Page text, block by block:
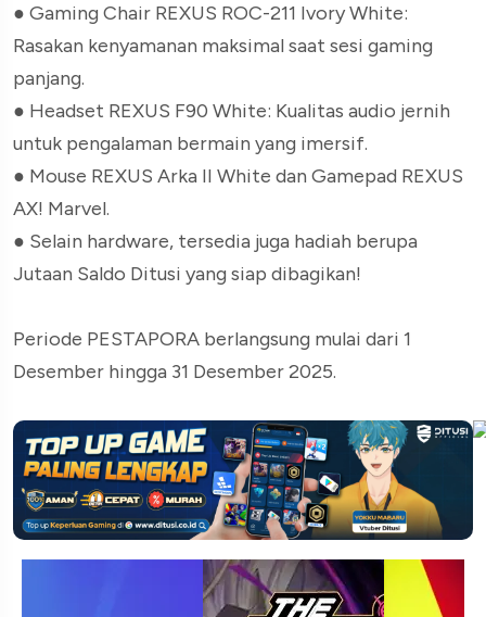
● Gaming Chair REXUS ROC-211 Ivory White:
Rasakan kenyamanan maksimal saat sesi gaming
panjang.
● Headset REXUS F90 White: Kualitas audio jernih
untuk pengalaman bermain yang imersif.
● Mouse REXUS Arka II White dan Gamepad REXUS
AX! Marvel.
● Selain hardware, tersedia juga hadiah berupa
Jutaan Saldo Ditusi yang siap dibagikan!
Periode PESTAPORA berlangsung mulai dari 1
Desember hingga 31 Desember 2025.